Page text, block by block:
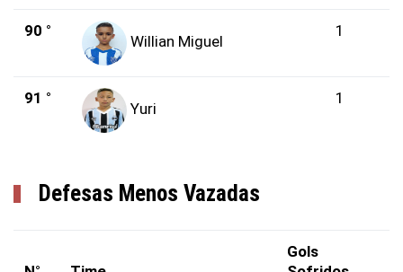
90 °
Willian Miguel
1
91 °
Yuri
1
Defesas Menos Vazadas
Gols